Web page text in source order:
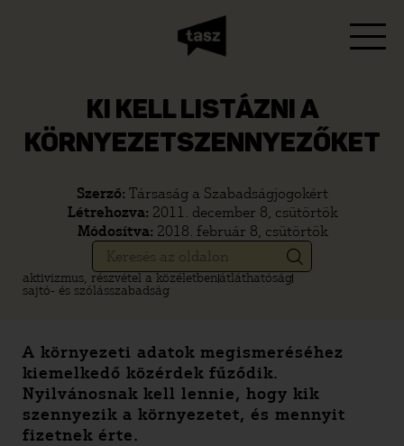
KI KELL LISTÁZNI A
KÖRNYEZETSZENNYEZŐKET
Szerző: Társaság a Szabadságjogokért
Létrehozva: 2011. december 8, csütörtök
Módosítva: 2018. február 8, csütörtök
aktivizmus, részvétel a közéletbenátláthatóság
sajtó- és szólásszabadság
A környezeti adatok megismeréséhez
kiemelkedő közérdek fűződik.
Nyilvánosnak kell lennie, hogy kik
szennyezik a környezetet, és mennyit
fizetnek érte.